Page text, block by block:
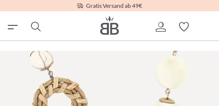
Gratis Versand ab 49€